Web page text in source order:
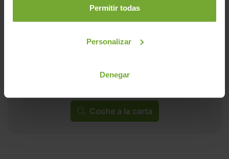
Permitir todas
Personalizar
Denegar
Nosotros lo encontramos por ti al mejor precio
Coche a la carta